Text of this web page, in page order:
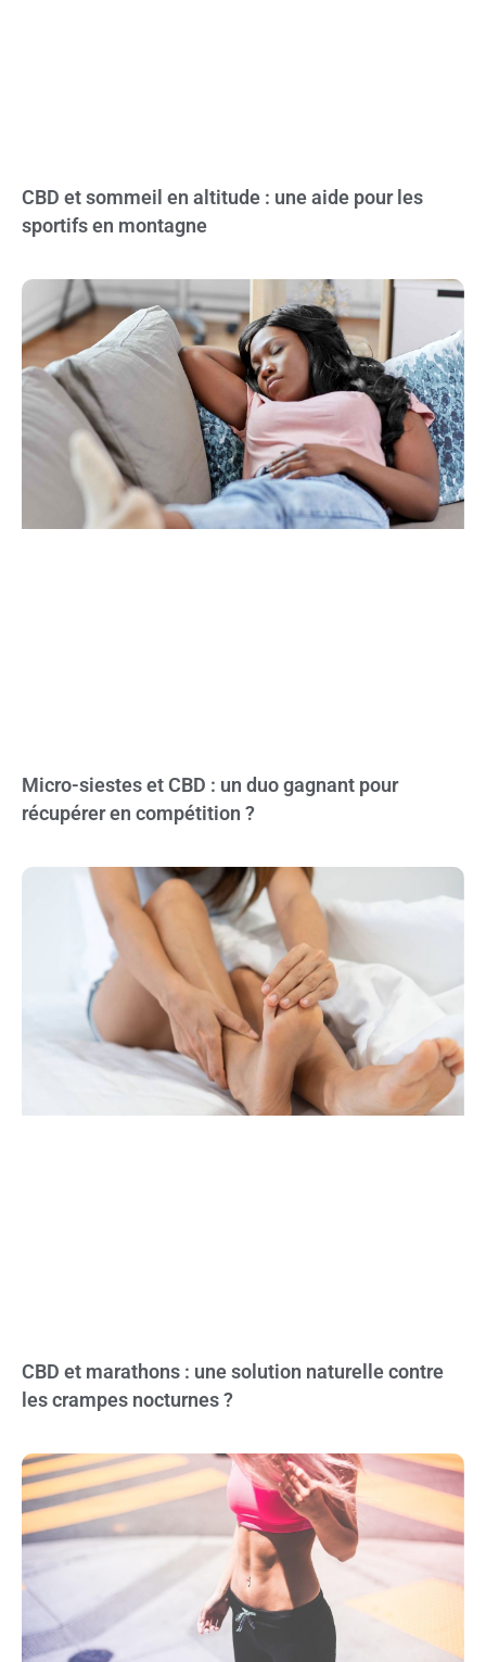
CBD et sommeil en altitude : une aide pour les
sportifs en montagne
Micro-siestes et CBD : un duo gagnant pour
récupérer en compétition ?
CBD et marathons : une solution naturelle contre
les crampes nocturnes ?